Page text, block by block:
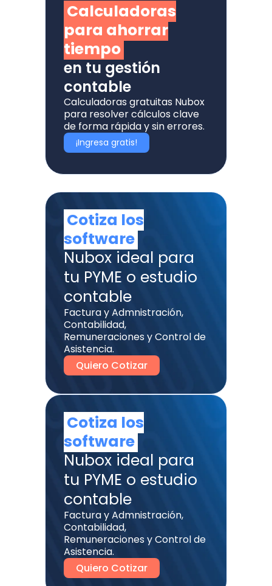
Calculadoras
para ahorrar
tiempo
en tu gestión
contable
Calculadoras gratuitas Nubox
para resolver cálculos clave
de forma rápida y sin errores.
¡Ingresa gratis!
Cotiza los
software
Nubox ideal para
tu PYME o estudio
contable
Factura y Admnistración,
Contabilidad,
Remuneraciones y Control de
Asistencia.
Quiero Cotizar
Cotiza los
software
Nubox ideal para
tu PYME o estudio
contable
Factura y Admnistración,
Contabilidad,
Remuneraciones y Control de
Asistencia.
Quiero Cotizar